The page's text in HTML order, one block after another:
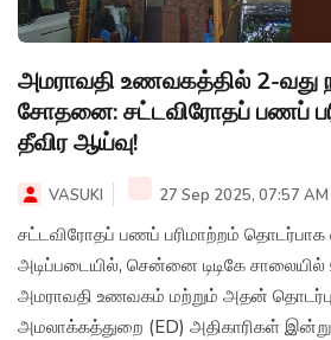
அமராவதி உணவகத்தில் 2-வது
சோதனை: சட்டவிரோதப் பணப்
தீவிர ஆய்வு!
VASUKI 27 Sep 2025, 07:57 AM
சட்டவிரோதப் பணப் பரிமாற்றம் தொடர்பாக
அடிப்படையில், சென்னை டிடிகே
அமராவதி உணவகம் மற்றும் அதன்
அமலாக்கத்துறை (ED) அதிகாரிகள்